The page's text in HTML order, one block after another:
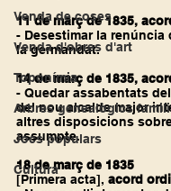
Venda de coses
Venda d'obres d'art
Toponímia
Arbres genealògics
Jocs populars
Cultura
11 de març de 1835,
- Desestimar la renúncia
la germandat.
14 de març de 1835,
- Quedar assabentats
del nou alcalde major
altres disposicions
assumpte.
18 de març de 1835
[Primera acta], acord